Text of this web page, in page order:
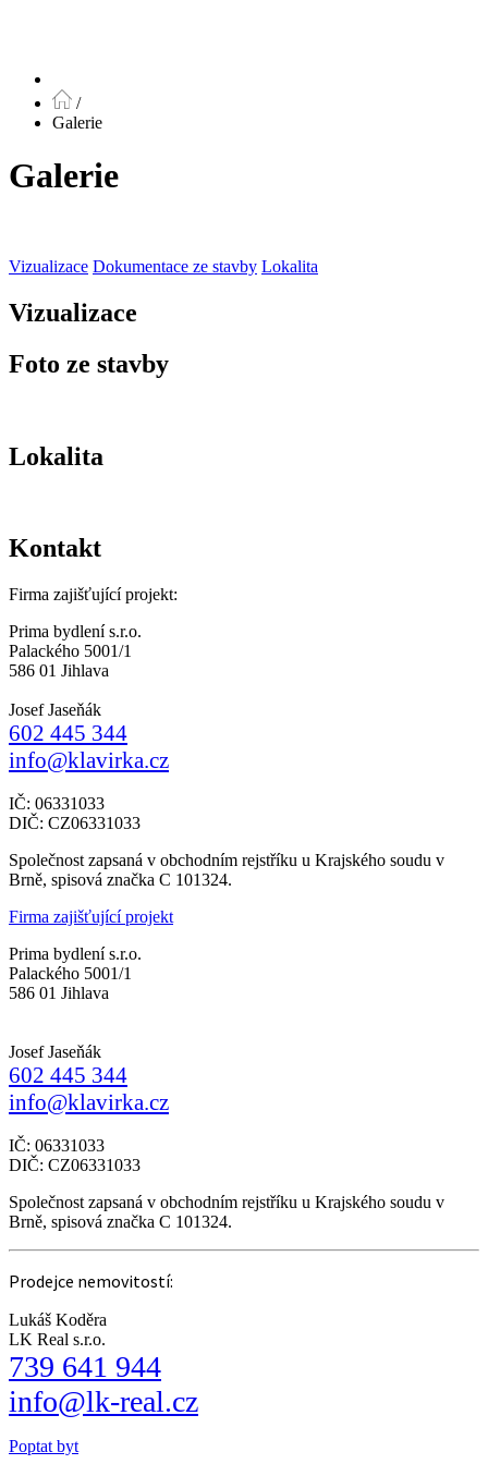
/
Galerie
Galerie
Vizualizace Dokumentace ze stavby Lokalita
Vizualizace
Foto ze stavby
Lokalita
Kontakt
Firma zajišťující projekt:
Prima bydlení s.r.o.
Palackého 5001/1
586 01 Jihlava
Josef Jaseňák
602 445 344
info@klavirka.cz
IČ: 06331033
DIČ: CZ06331033
Společnost zapsaná v obchodním rejstříku u Krajského soudu v
Brně, spisová značka C 101324.
Firma zajišťující projekt
Prima bydlení s.r.o.
Palackého 5001/1
586 01 Jihlava
Josef Jaseňák
602 445 344
info@klavirka.cz
IČ: 06331033
DIČ: CZ06331033
Společnost zapsaná v obchodním rejstříku u Krajského soudu v
Brně, spisová značka C 101324.
Prodejce nemovitostí:
Lukáš Koděra
LK Real s.r.o.
739 641 944
info@lk-real.cz
Poptat byt